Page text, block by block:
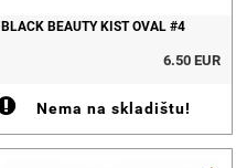
BLACK BEAUTY KIST OVAL #4
6.50 EUR
Nema na skladištu!